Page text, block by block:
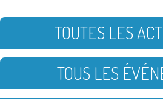
TOUTES LES
TOUS LES